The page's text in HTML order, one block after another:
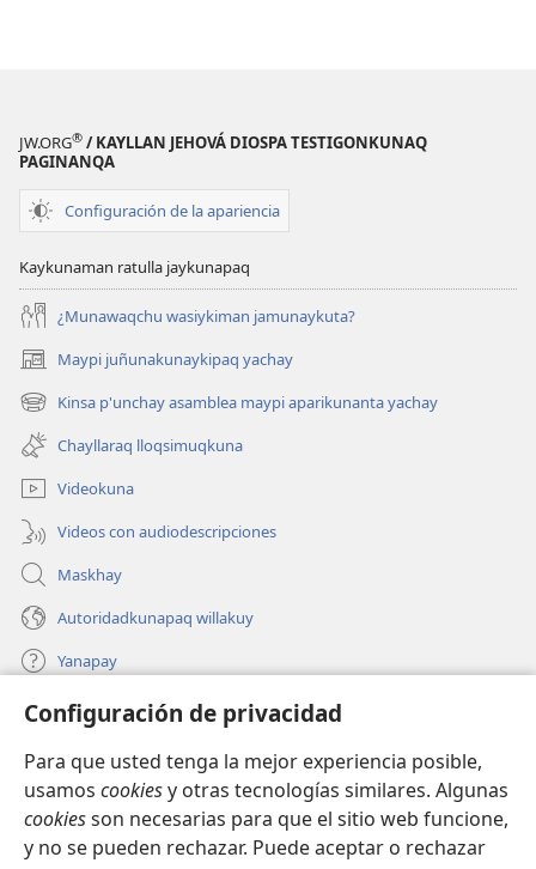
Configuración de privacidad
Para que usted tenga la mejor experiencia posible,
usamos cookiesy otras tecnologías similares. Algunas
cookiesson necesarias para que el sitio web funcione,
y no se pueden rechazar. Puede aceptar o rechazar
JW.ORG® / KAYLLAN JEHOVÁ DIOSPA TESTIGONKUNAQ
PAGINANQA
Configuración de la apariencia
Kaykunaman ratulla jaykunapaq
¿Munawaqchu wasiykiman jamunaykuta?
Maypi juñunakunaykipaq yachay
(abre
una
nueva
ventana)
Kinsa p'unchay asamblea maypi aparikunanta yachay
(abre
una
nueva
ventana)
Chayllaraq lloqsimuqkuna
Videokuna
Videos con audiodescripciones
Maskhay
Autoridadkunapaq willakuy
Yanapay
Donacionta churanapaq
una
ventana)
INTERNETPI QELQANCHISKUNA Watchtower™
(abre
una
nueva JW Hub
(abre